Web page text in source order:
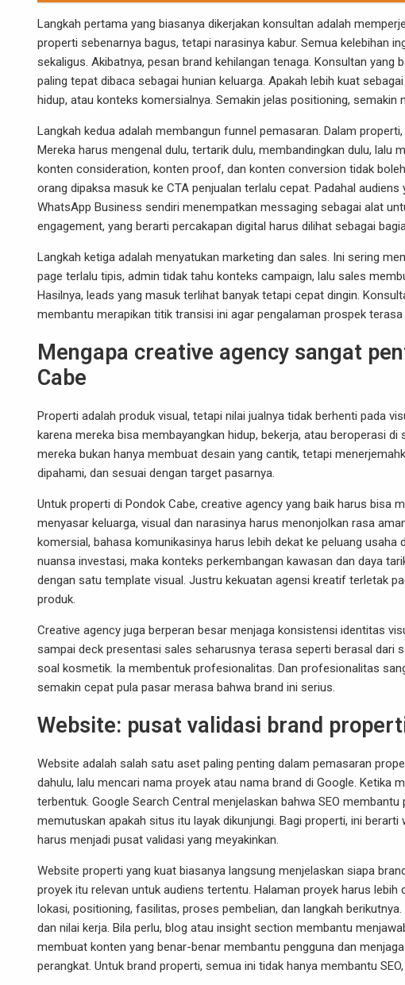
Langkah pertama yang biasanya dikerjakan konsultan adalah
properti sebenarnya bagus, tetapi narasinya kabur. Semua kelebihan
sekaligus. Akibatnya, pesan brand kehilangan tenaga. Konsultan
paling tepat dibaca sebagai hunian keluarga. Apakah lebih kuat
hidup, atau konteks komersialnya. Semakin jelas positioning, semakin
Langkah kedua adalah membangun funnel pemasaran. Dalam
Mereka harus mengenal dulu, tertarik dulu, membandingkan dulu, lalu
konten consideration, konten proof, dan konten conversion tidak
orang dipaksa masuk ke CTA penjualan terlalu cepat. Padahal
WhatsApp Business sendiri menempatkan messaging sebagai alat
engagement, yang berarti percakapan digital harus dilihat sebagai
Langkah ketiga adalah menyatukan marketing dan sales. Ini sering
page terlalu tipis, admin tidak tahu konteks campaign, lalu sales
Hasilnya, leads yang masuk terlihat banyak tetapi cepat dingin.
membantu merapikan titik transisi ini agar pengalaman prospek
Mengapa creative agency sangat
Cabe
Properti adalah produk visual, tetapi nilai jualnya tidak berhenti pada
karena mereka bisa membayangkan hidup, bekerja, atau beroperasi
mereka bukan hanya membuat desain yang cantik, tetapi
dipahami, dan sesuai dengan target pasarnya.
Untuk properti di Pondok Cabe, creative agency yang baik harus bisa
menyasar keluarga, visual dan narasinya harus menonjolkan rasa
komersial, bahasa komunikasinya harus lebih dekat ke peluang
nuansa investasi, maka konteks perkembangan kawasan dan daya
dengan satu template visual. Justru kekuatan agensi kreatif terletak
produk.
Creative agency juga berperan besar menjaga konsistensi identitas
sampai deck presentasi sales seharusnya terasa seperti berasal dari
soal kosmetik. Ia membentuk profesionalitas. Dan profesionalitas
semakin cepat pula pasar merasa bahwa brand ini serius.
Website: pusat validasi brand
Website adalah salah satu aset paling penting dalam pemasaran
dahulu, lalu mencari nama proyek atau nama brand di Google. Ketika
terbentuk. Google Search Central menjelaskan bahwa SEO
memutuskan apakah situs itu layak dikunjungi. Bagi properti, ini
harus menjadi pusat validasi yang meyakinkan.
Website properti yang kuat biasanya langsung menjelaskan siapa
proyek itu relevan untuk audiens tertentu. Halaman proyek harus
lokasi, positioning, fasilitas, proses pembelian, dan langkah
dan nilai kerja. Bila perlu, blog atau insight section membantu
membuat konten yang benar-benar membantu pengguna dan
perangkat. Untuk brand properti, semua ini tidak hanya membantu